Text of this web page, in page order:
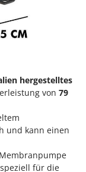
hergestelltes
von 79
und kann einen
für die